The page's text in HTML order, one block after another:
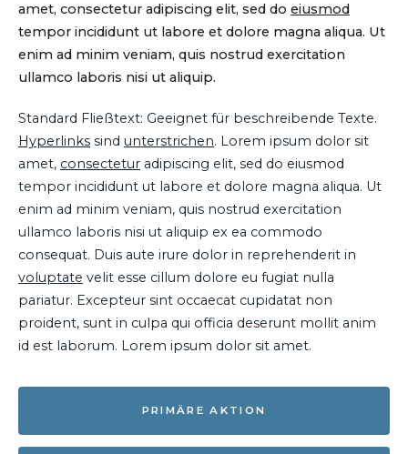
amet, consectetur adipiscing elit, sed do eiusmod
tempor incididunt ut labore et dolore magna aliqua. Ut
enim ad minim veniam, quis nostrud exercitation
ullamco laboris nisi ut aliquip.
Standard Fließtext: Geeignet für beschreibende Texte.
Hyperlinks sind unterstrichen. Lorem ipsum dolor sit
amet, consectetur adipiscing elit, sed do eiusmod
tempor incididunt ut labore et dolore magna aliqua. Ut
enim ad minim veniam, quis nostrud exercitation
ullamco laboris nisi ut aliquip ex ea commodo
consequat. Duis aute irure dolor in reprehenderit in
voluptate velit esse cillum dolore eu fugiat nulla
pariatur. Excepteur sint occaecat cupidatat non
proident, sunt in culpa qui officia deserunt mollit anim
id est laborum. Lorem ipsum dolor sit amet.
PRIMÄRE AKTION